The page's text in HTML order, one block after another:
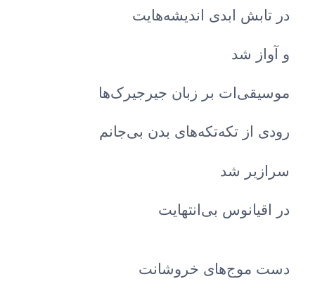
در تابش ابدی اندیشه‌هایت
و آواز شد
موسیقی‌ات بر زبان جیرجیرک‌ها
رودی از تکه‌تکه‌های بدن بی‌جانم
سرازیر شد
در اقیانوس بی‌انتهایت
دست موج‌های خروشانت